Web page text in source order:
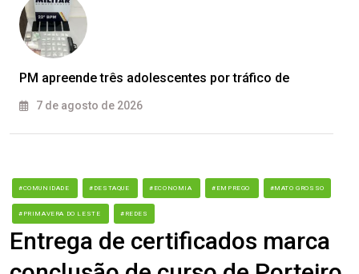
PM apreende três adolescentes por tráfico de
7 de agosto de 2026
#COMUNIDADE #DESTAQUE #ECONOMIA #EMPREGO #MATO GROSSO
#PRIMAVERA DO LESTE #REDES
Entrega de certificados marca